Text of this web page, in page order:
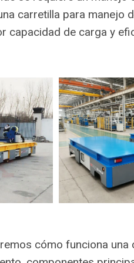
carretilla para
capacidad de carga y
cómo funciona